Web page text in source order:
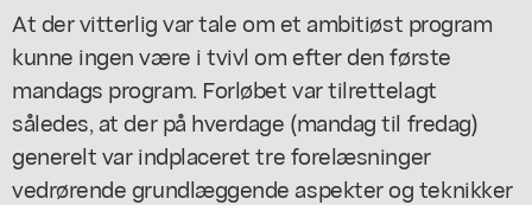
At der vitterlig var tale om et ambitiøst program
kunne ingen være i tvivl om efter den første
mandags program. Forløbet var tilrettelagt
således, at der på hverdage (mandag til fredag)
generelt var indplaceret tre forelæsninger
vedrørende grundlæggende aspekter og teknikker